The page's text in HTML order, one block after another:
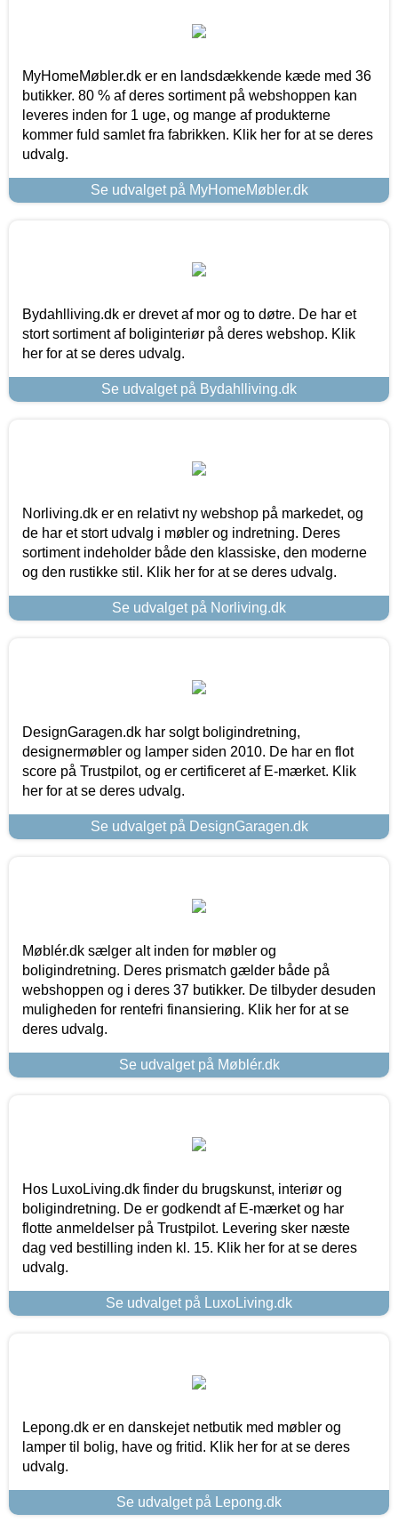
MyHomeMøbler.dk er en landsdækkende kæde med 36
butikker. 80 % af deres sortiment på webshoppen kan
leveres inden for 1 uge, og mange af produkterne
kommer fuld samlet fra fabrikken. Klik her for at se deres
udvalg.
Se udvalget på MyHomeMøbler.dk
Bydahlliving.dk er drevet af mor og to døtre. De har et
stort sortiment af boliginteriør på deres webshop. Klik
her for at se deres udvalg.
Se udvalget på Bydahlliving.dk
Norliving.dk er en relativt ny webshop på markedet, og
de har et stort udvalg i møbler og indretning. Deres
sortiment indeholder både den klassiske, den moderne
og den rustikke stil. Klik her for at se deres udvalg.
Se udvalget på Norliving.dk
DesignGaragen.dk har solgt boligindretning,
designermøbler og lamper siden 2010. De har en flot
score på Trustpilot, og er certificeret af E-mærket. Klik
her for at se deres udvalg.
Se udvalget på DesignGaragen.dk
Møblér.dk sælger alt inden for møbler og
boligindretning. Deres prismatch gælder både på
webshoppen og i deres 37 butikker. De tilbyder desuden
muligheden for rentefri finansiering. Klik her for at se
deres udvalg.
Se udvalget på Møblér.dk
Hos LuxoLiving.dk finder du brugskunst, interiør og
boligindretning. De er godkendt af E-mærket og har
flotte anmeldelser på Trustpilot. Levering sker næste
dag ved bestilling inden kl. 15. Klik her for at se deres
udvalg.
Se udvalget på LuxoLiving.dk
Lepong.dk er en danskejet netbutik med møbler og
lamper til bolig, have og fritid. Klik her for at se deres
udvalg.
Se udvalget på Lepong.dk